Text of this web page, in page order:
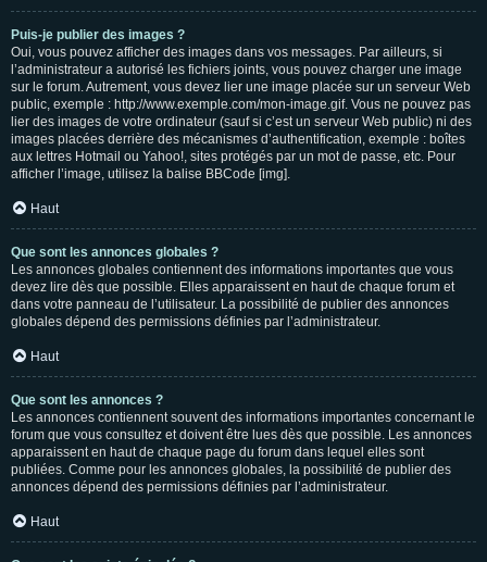
Puis-je publier des images ?
Oui, vous pouvez afficher des images dans vos messages. Par ailleurs, si
l’administrateur a autorisé les fichiers joints, vous pouvez charger une image
sur le forum. Autrement, vous devez lier une image placée sur un serveur Web
public, exemple : http://www.exemple.com/mon-image.gif. Vous ne pouvez pas
lier des images de votre ordinateur (sauf si c’est un serveur Web public) ni des
images placées derrière des mécanismes d’authentification, exemple : boîtes
aux lettres Hotmail ou Yahoo!, sites protégés par un mot de passe, etc. Pour
afficher l’image, utilisez la balise BBCode [img].
Haut
Que sont les annonces globales ?
Les annonces globales contiennent des informations importantes que vous
devez lire dès que possible. Elles apparaissent en haut de chaque forum et
dans votre panneau de l’utilisateur. La possibilité de publier des annonces
globales dépend des permissions définies par l’administrateur.
Haut
Que sont les annonces ?
Les annonces contiennent souvent des informations importantes concernant le
forum que vous consultez et doivent être lues dès que possible. Les annonces
apparaissent en haut de chaque page du forum dans lequel elles sont
publiées. Comme pour les annonces globales, la possibilité de publier des
annonces dépend des permissions définies par l’administrateur.
Haut